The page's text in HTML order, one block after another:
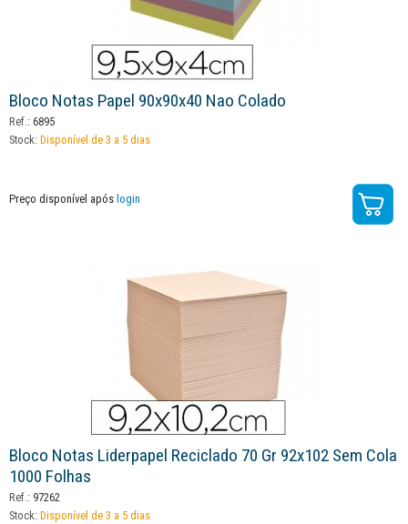
Bloco Notas Papel 90x90x40 Nao Colado
Ref.: 6895
Stock: Disponível de 3 a 5 dias
Preço disponível após login
Bloco Notas Liderpapel Reciclado 70 Gr 92x102 Sem Cola
1000 Folhas
Ref.: 97262
Stock: Disponível de 3 a 5 dias